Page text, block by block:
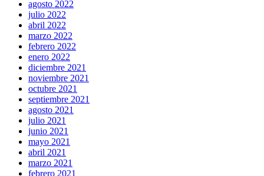
agosto 2022
julio 2022
abril 2022
marzo 2022
febrero 2022
enero 2022
diciembre 2021
noviembre 2021
octubre 2021
septiembre 2021
agosto 2021
julio 2021
junio 2021
mayo 2021
abril 2021
marzo 2021
febrero 2021